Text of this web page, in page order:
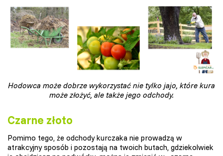
Hodowca może dobrze wykorzystać nie tylko jajo, które kura
może złożyć, ale także jego odchody.
Czarne złoto
Pomimo tego, że odchody kurczaka nie prowadzą w
atrakcyjny sposób i pozostają na twoich butach, gdziekolwiek